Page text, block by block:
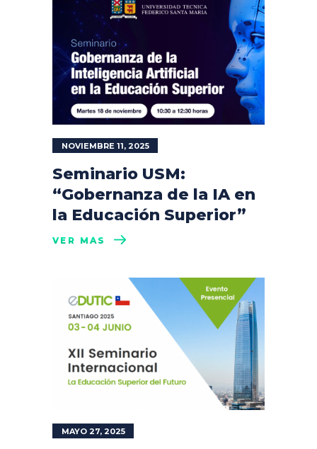
NOVIEMBRE 11, 2025
Seminario USM:
“Gobernanza de la IA en
la Educación Superior”
VER MÁS
MAYO 27, 2025